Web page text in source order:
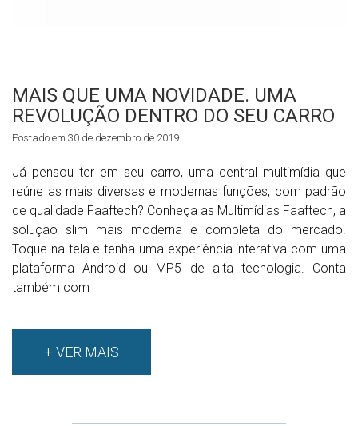
MAIS QUE UMA NOVIDADE. UMA
REVOLUÇÃO DENTRO DO SEU CARRO
Postado em 30 de dezembro de 2019
Já pensou ter em seu carro, uma central multimídia que
reúne as mais diversas e modernas funções, com padrão
de qualidade Faaftech? Conheça as Multimídias Faaftech, a
solução slim mais moderna e completa do mercado.
Toque na tela e tenha uma experiência interativa com uma
plataforma Android ou MP5 de alta tecnologia. Conta
também com
+ VER MAIS